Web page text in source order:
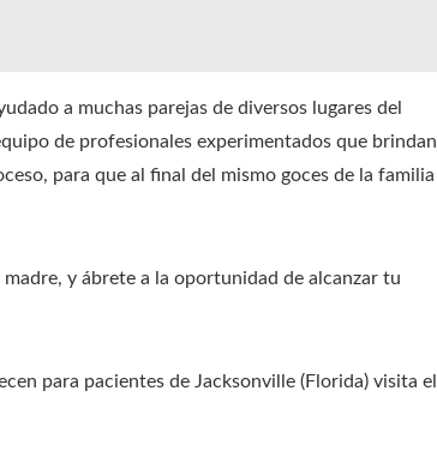
a muchas parejas de diversos lugares del
de profesionales experimentados que brindan
para que al final del mismo goces de la familia
y ábrete a la oportunidad de alcanzar tu
para pacientes de Jacksonville (Florida) visita el